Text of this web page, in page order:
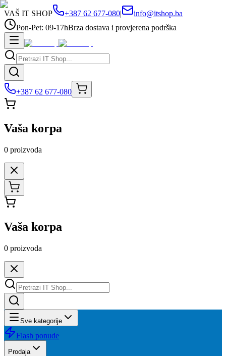
VAŠ IT SHOP +387 62 677-080|
info@itshop.ba
Pon-Pet: 09-17hBrza dostava i provjerena podrška
+387 62 677-080
Vaša korpa
0 proizvoda
Vaša korpa
0 proizvoda
Sve kategorije
Flash ponude
Prodaja